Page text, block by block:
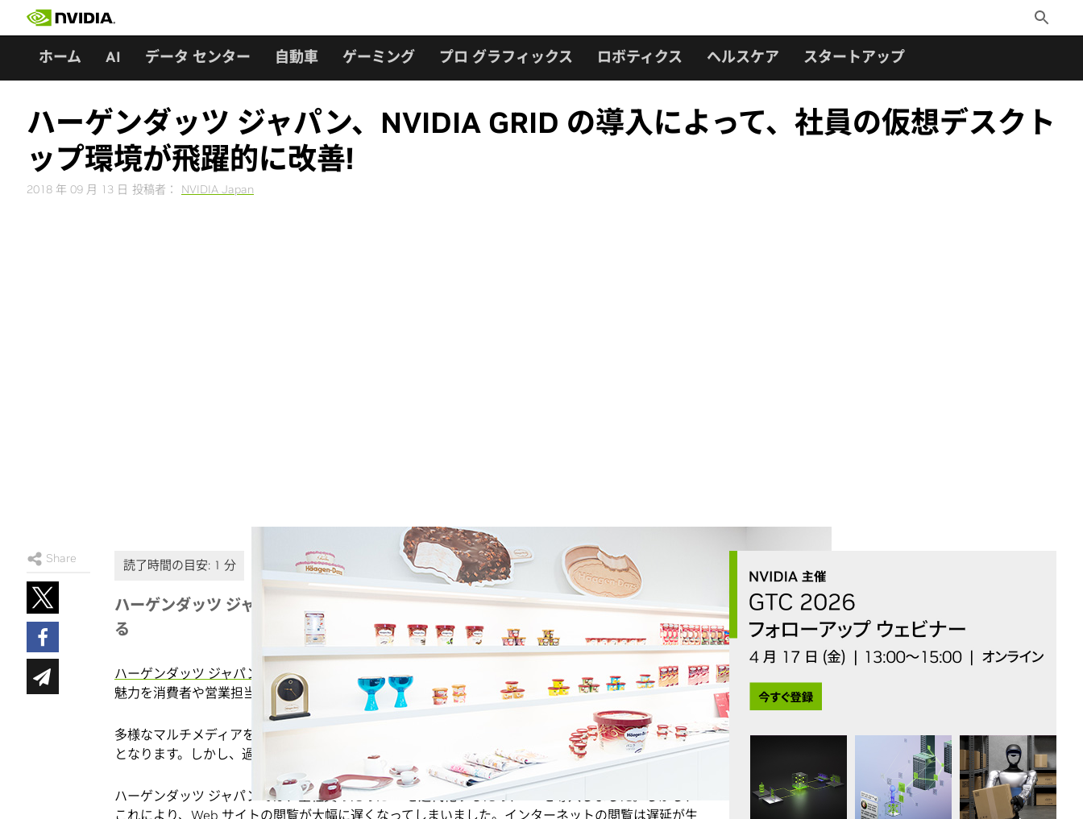
Toggle
Search
ホーム AI データ センター 自動車 ゲーミング プロ グラフィックス ロボティクス ヘルスケア スタートアップ
ハーゲンダッツ ジャパン、NVIDIA GRID の導入によって、社員の仮想デスクト
ップ環境が飛躍的に改善!
2018 年 09 月 13 日 投稿者： NVIDIA Japan
Share
ハーゲンダッツ ジャパンが GTC Japan セッションでグラフィックス体験について語
る
ハーゲンダッツ ジャパンの Web サイト
では画像やグラフィックス、動画で、高級感のあるブランドの
魅力を消費者や営業担当者、ビジネスパートナーに届けています。
多様なマルチメディアを備えた、この高いトラフィック の Web サイトは、十分な速度と信頼性が必要
となります。しかし、過去には、必ずしもそううまくはいきませんでした。
ハーゲンダッツ ジャパンでは、全社員のために IT を近代化するため、VDIを導入しました。しかし、
これにより、Web サイトの閲覧が大幅に遅くなってしまいました。インターネットの閲覧は遅延が生